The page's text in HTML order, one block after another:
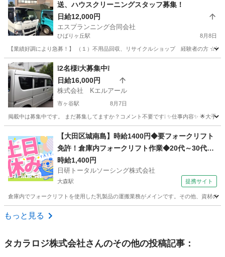
送、ハウスクリーニングスタッフ募集！
日給12,000円
エスプランニング合同会社
ひばりヶ丘駅 8月8日
【業績好調により急募！】 （１）不用品回収、リサイクルショップ 経験者の方 ☆
東京 西東京市 ひばりヶ丘駅
❕2名様❕大募集中❕
日給16,000円
株式会社 Kエルアール
市ヶ谷駅 8月7日
掲載中は募集中です。 まだ募集してますか？コメント不要です❕ ✨仕事内容✨ 🌟大
市ヶ谷駅 配送 出来高制
【大田区城南島】時給1400円◆要フォークリフト
免許！倉庫内フォークリフト作業◆20代～30代活
躍中
時給1,400円
日研トータルソーシング株式会社
大森駅 提携サイト
倉庫内でフォークリフトを使用した乳製品の運搬業務がメインです。その他、資材の
東京 大田区
もっと見る
タカラロジ株式会社さんのその他の投稿記事：